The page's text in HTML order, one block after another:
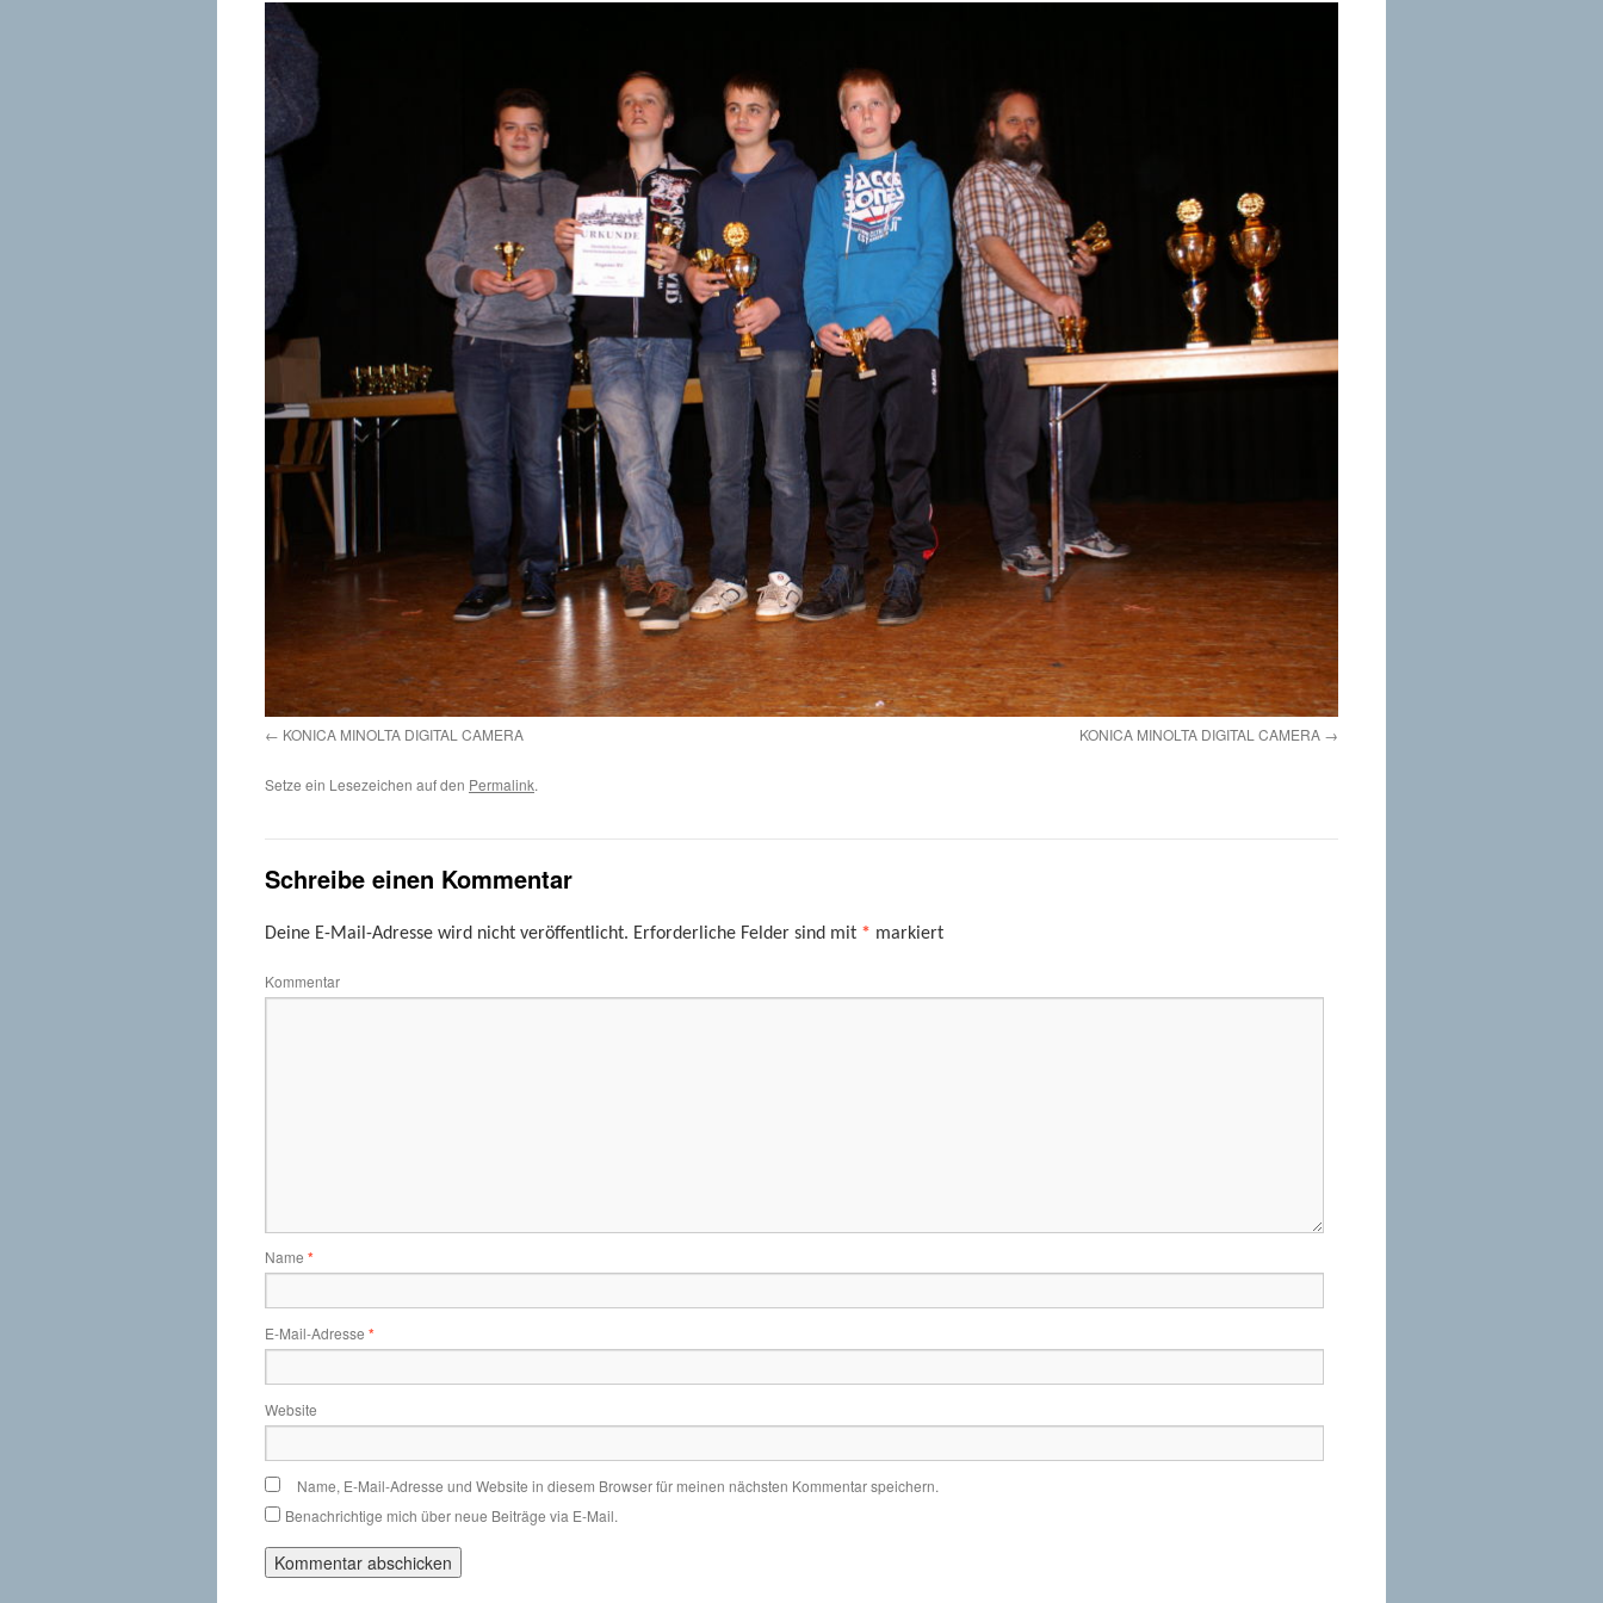
KONICA MINOLTA DIGITAL CAMERA KONICA MINOLTA DIGITAL CAMERA
Setze ein Lesezeichen auf den Permalink.
Schreibe einen Kommentar
Deine E-Mail-Adresse wird nicht veröffentlicht. Erforderliche Felder sind mit * markiert
Kommentar
Name *
E-Mail-Adresse *
Website
Name, E-Mail-Adresse und Website in diesem Browser für meinen nächsten Kommentar speichern.
Benachrichtige mich über neue Beiträge via E-Mail.